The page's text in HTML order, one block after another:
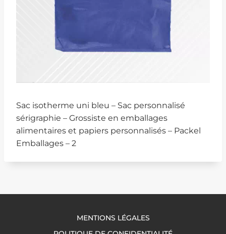
Sac isotherme uni bleu – Sac personnalisé
sérigraphie – Grossiste en emballages
alimentaires et papiers personnalisés – Packel
Emballages – 2
MENTIONS LÉGALES